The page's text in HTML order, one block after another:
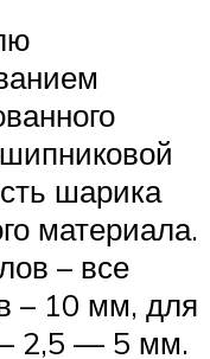
шарика
материала.
– все
– 10 мм, для
2,5 — 5 мм.